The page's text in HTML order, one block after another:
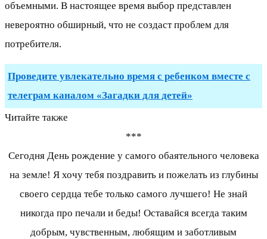
объемными. В настоящее время выбор представлен
невероятно обширный, что не создаст проблем для
потребителя.
Проведите увлекательно время с ребенком вместе с
телеграм каналом «Загадки для детей»
Читайте также
***
Сегодня День рождение у самого обаятельного человека
на земле! Я хочу тебя поздравить и пожелать из глубины
своего сердца тебе только самого лучшего! Не знай
никогда про печали и беды! Оставайся всегда таким
добрым, чувственным, любящим и заботливым